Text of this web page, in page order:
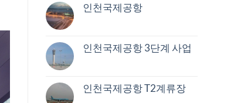
인천국제공항
인천국제공항 3단계 사업
인천국제공항 T2계류장